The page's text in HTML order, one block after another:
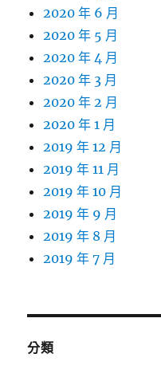
2020 年 6 月
2020 年 5 月
2020 年 4 月
2020 年 3 月
2020 年 2 月
2020 年 1 月
2019 年 12 月
2019 年 11 月
2019 年 10 月
2019 年 9 月
2019 年 8 月
2019 年 7 月
分類